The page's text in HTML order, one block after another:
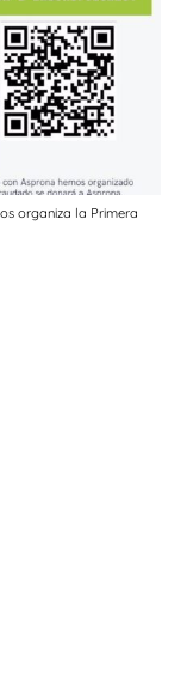
organiza la Primera